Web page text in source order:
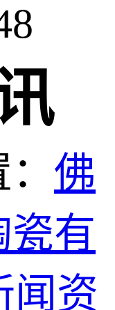
佛
瓷有
闻资